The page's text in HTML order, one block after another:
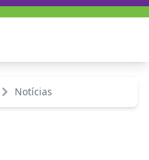
Notícias